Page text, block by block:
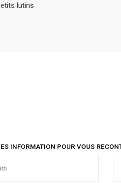
lutins
INFORMATION POUR VOUS